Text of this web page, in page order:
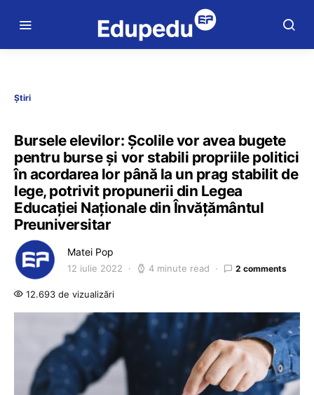
Știri
Bursele elevilor: Școlile vor avea bugete
pentru burse și vor stabili propriile politici
în acordarea lor până la un prag stabilit de
lege, potrivit propunerii din Legea
Educației Naționale din Învățământul
Preuniversitar
Matei Pop
12 iulie 2022 4 minute read 2 comments
12.693 de vizualizări